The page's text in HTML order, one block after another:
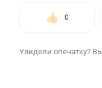
0
Увидели опечатку?